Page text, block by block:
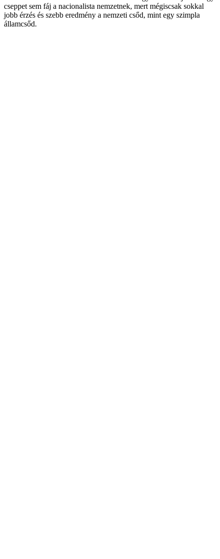
cseppet sem fáj a nacionalista nemzetnek, mert mégiscsak sokkal
jobb érzés és szebb eredmény a nemzeti csőd, mint egy szimpla
államcsőd.